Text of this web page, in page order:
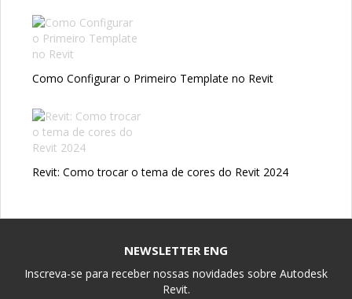
Como Configurar o Primeiro Template no Revit
Revit: Como trocar o tema de cores do Revit 2024
NEWSLETTER ENG
Inscreva-se para receber nossas novidades sobre Autodesk
Revit.